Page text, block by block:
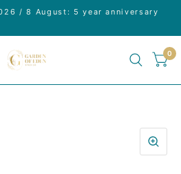
/ 8 August: 5 year anniversary
0